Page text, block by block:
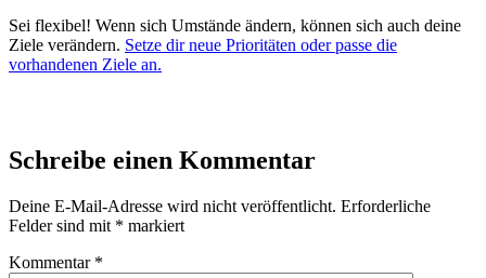
Sei flexibel! Wenn sich Umstände ändern, können sich auch deine
Ziele verändern. Setze dir neue Prioritäten oder passe die
vorhandenen Ziele an.
Schreibe einen Kommentar
Deine E-Mail-Adresse wird nicht veröffentlicht. Erforderliche
Felder sind mit * markiert
Kommentar *